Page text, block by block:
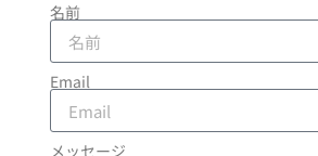
名前
Email
メッセージ